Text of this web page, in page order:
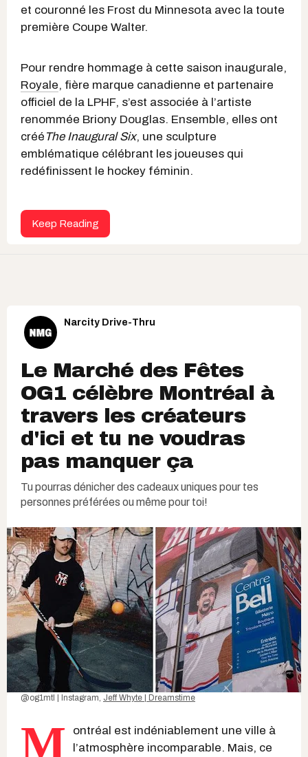
et couronné les Frost du Minnesota avec la toute
première Coupe Walter.
Pour rendre hommage à cette saison inaugurale,
Royale, fière marque canadienne et partenaire
officiel de la LPHF, s’est associée à l’artiste
renommée Briony Douglas. Ensemble, elles ont
créé The Inaugural Six, une sculpture
emblématique célébrant les joueuses qui
redéfinissent le hockey féminin.
Keep Reading
Narcity Drive-Thru
Le Marché des Fêtes
OG1 célèbre Montréal à
travers les créateurs
d'ici et tu ne voudras
pas manquer ça
Tu pourras dénicher des cadeaux uniques pour tes
personnes préférées ou même pour toi!
@og1mtl | Instagram, Jeff Whyte | Dreamstime
M
ontréal est indéniablement une ville à
l’atmosphère incomparable. Mais, ce